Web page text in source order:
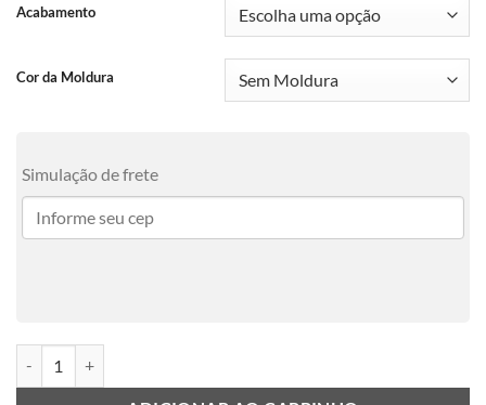
Acabamento
Cor da Moldura
Simulação de frete